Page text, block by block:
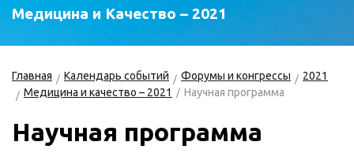
Медицина и Качество – 2021
Главная Календарь событий Форумы и конгрессы
2021
Медицина и качество – 2021
Научная программа
Научная программа